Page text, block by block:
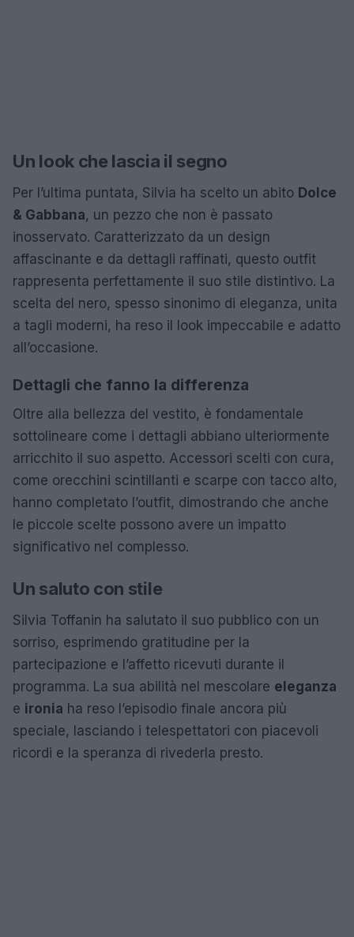
Un look che lascia il segno
Per l’ultima puntata, Silvia ha scelto un abito Dolce
& Gabbana, un pezzo che non è passato
inosservato. Caratterizzato da un design
affascinante e da dettagli raffinati, questo outfit
rappresenta perfettamente il suo stile distintivo. La
scelta del nero, spesso sinonimo di eleganza, unita
a tagli moderni, ha reso il look impeccabile e adatto
all’occasione.
Dettagli che fanno la differenza
Oltre alla bellezza del vestito, è fondamentale
sottolineare come i dettagli abbiano ulteriormente
arricchito il suo aspetto. Accessori scelti con cura,
come orecchini scintillanti e scarpe con tacco alto,
hanno completato l’outfit, dimostrando che anche
le piccole scelte possono avere un impatto
significativo nel complesso.
Un saluto con stile
Silvia Toffanin ha salutato il suo pubblico con un
sorriso, esprimendo gratitudine per la
partecipazione e l’affetto ricevuti durante il
programma. La sua abilità nel mescolare eleganza
e ironia ha reso l’episodio finale ancora più
speciale, lasciando i telespettatori con piacevoli
ricordi e la speranza di rivederla presto.